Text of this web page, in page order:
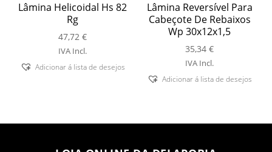
Lâmina Helicoidal Hs 82
Rg
47,72 €
IVA Incl.
Adicionar á lista de desejos
Lâmina Reversível Para
Cabeçote De Rebaixos
Wp 30x12x1,5
35,34€
IVA Incl.
Adicionar á lista de desejos